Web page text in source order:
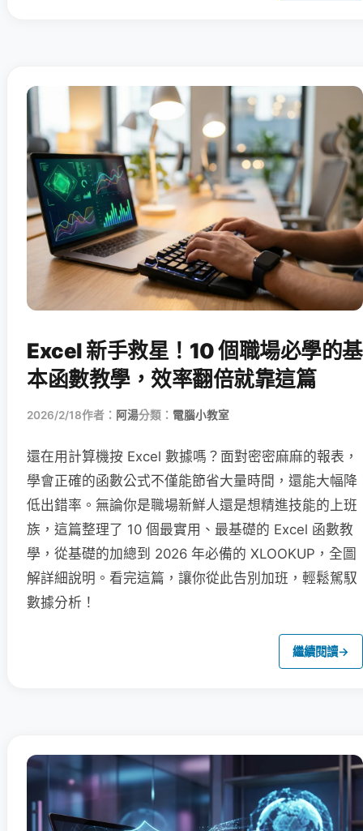
Excel 新手救星！10 個職場必學的基
本函數教學，效率翻倍就靠這篇
2026/2/18作者： 阿湯分類： 電腦小教室
還在用計算機按 Excel 數據嗎？面對密密麻麻的報表，
學會正確的函數公式不僅能節省大量時間，還能大幅降
低出錯率。無論你是職場新鮮人還是想精進技能的上班
族，這篇整理了 10 個最實用、最基礎的 Excel 函數教
學，從基礎的加總到 2026 年必備的 XLOOKUP，全圖
解詳細說明。看完這篇，讓你從此告別加班，輕鬆駕馭
數據分析！
繼續閱讀→